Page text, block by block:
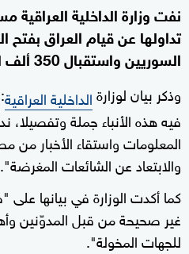
نفت وزارة الداخلية العراقية
تداولها عن قيام العراق بفتح
السوريين واستقبال 350 ألف لاجئ سوريا.
وذكر بيان لوزارةالداخلية العراقية
فيه هذه الأنباء جملة
المعلومات واستقاء الأخبار من
والابتعاد عن الشائعات المغرضة".
كما أكدت الوزارة في بيانها
غير صحيحة من قبل المدوّنين
للجهات المخولة".